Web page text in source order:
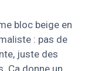
bloc beige en
: pas de
juste des